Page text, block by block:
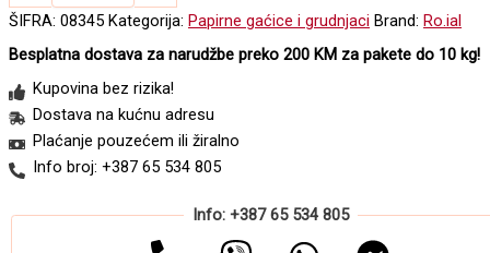
ROIAL
1/1
količina
ŠIFRA: 08345 Kategorija: Papirne gaćice i grudnjaci Brand: Ro.ial
Besplatna dostava za narudžbe preko 200 KM za pakete do 10 kg!
Kupovina bez rizika!
Dostava na kućnu adresu
Plaćanje pouzećem ili žiralno
Info broj: +387 65 534 805
Info: +387 65 534 805